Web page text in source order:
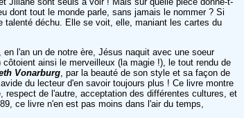
dont tout le monde parle, sans jamais le nommer ? Si
talenté déchu. Elle se voit, elle, maniant les cartes du
l'an un de notre ère, Jésus naquit avec une soeur
ainsi le merveilleux (la magie !), le tout rendu de
Vonarburg , par la beauté de son style et sa façon de
du lecteur d'en savoir toujours plus ! Ce livre montre
respect de l'autre, acceptation des différentes cultures, et
ce livre n'en est pas moins dans l'air du temps,